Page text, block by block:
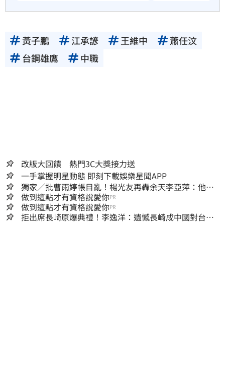
黃子鵬 江承諺 王維中
蕭任汶
台鋼雄鷹
中職
改版大回饋 熱門3C大獎接力送
一手掌握明星動態 即刻下載娛樂星聞APP
獨家／批曹雨婷帳目亂！楊光友再轟余天李亞萍：他們
工會跟演藝圈沒關
做到這點才有資格說愛你PR
做到這點才有資格說愛你PR
拒出席長崎原爆典禮！李逸洋：遺憾長崎成中國對台實